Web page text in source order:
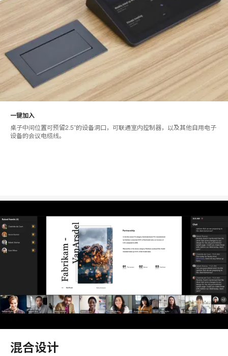
一键加入
桌子中间位置可预留2.5”的设备洞口，可联通室内控制器，以及其他自用电子
设备的会议电缆线。
混合设计